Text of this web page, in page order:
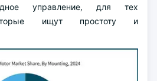
управление, для тех
ищут простоту и